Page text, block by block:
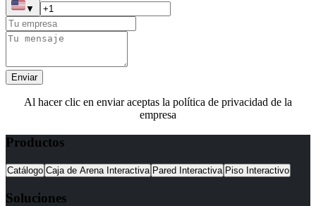
▼
Enviar
Al hacer clic en enviar aceptas la política de privacidad de la
empresa
Productos
Catálogo Caja de Arena Interactiva Pared Interactiva Piso Interactivo
Soluciones